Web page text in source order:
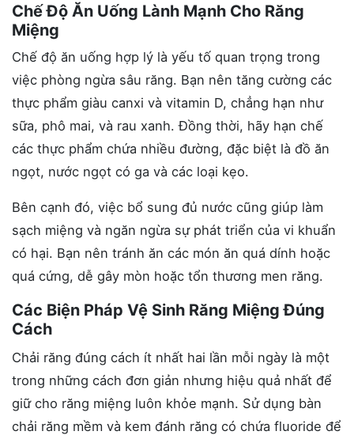
Chế Độ Ăn Uống Lành Mạnh Cho Răng
Miệng
Chế độ ăn uống hợp lý là yếu tố quan trọng trong
việc phòng ngừa sâu răng. Bạn nên tăng cường các
thực phẩm giàu canxi và vitamin D, chẳng hạn như
sữa, phô mai, và rau xanh. Đồng thời, hãy hạn chế
các thực phẩm chứa nhiều đường, đặc biệt là đồ ăn
ngọt, nước ngọt có ga và các loại kẹo.
Bên cạnh đó, việc bổ sung đủ nước cũng giúp làm
sạch miệng và ngăn ngừa sự phát triển của vi khuẩn
có hại. Bạn nên tránh ăn các món ăn quá dính hoặc
quá cứng, dễ gây mòn hoặc tổn thương men răng.
Các Biện Pháp Vệ Sinh Răng Miệng Đúng
Cách
Chải răng đúng cách ít nhất hai lần mỗi ngày là một
trong những cách đơn giản nhưng hiệu quả nhất để
giữ cho răng miệng luôn khỏe mạnh. Sử dụng bàn
chải răng mềm và kem đánh răng có chứa fluoride để